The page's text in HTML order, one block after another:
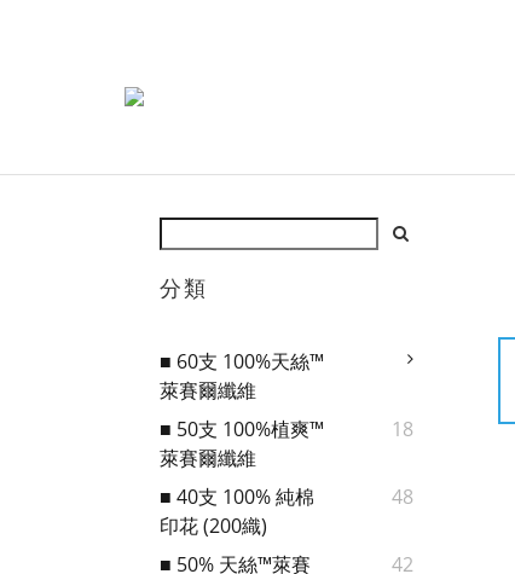
分類
■ 60支 100%天絲™
萊賽爾纖維
■ 50支 100%植爽™
萊賽爾纖維
18
■ 40支 100% 純棉
印花 (200織)
48
■ 50% 天絲™萊賽
42